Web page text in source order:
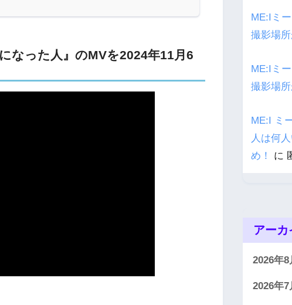
なった人』のMVを2024年11月6
ME:Iミ
撮影場所
ME:Iミ
撮影場所
ME:I ミ
人は何
め！
に
アーカ
2026年8
2026年7